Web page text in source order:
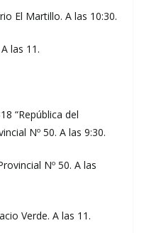
El Martillo. A las 10:30.
las 11.
“República del
Nº 50. A las 9:30.
Nº 50. A las
Verde. A las 11.